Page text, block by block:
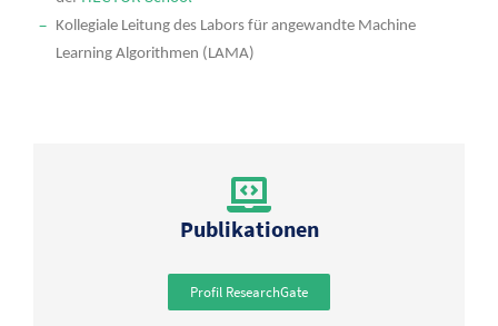
Kollegiale Leitung des Labors für angewandte Machine
Learning Algorithmen (LAMA)
Publikationen
Profil ResearchGate